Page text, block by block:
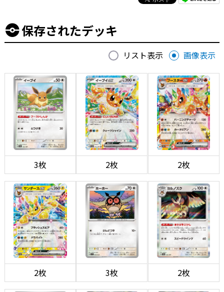
保存されたデッキ
リスト表示 画像表示
3枚 2枚 2枚
2枚 3枚 2枚